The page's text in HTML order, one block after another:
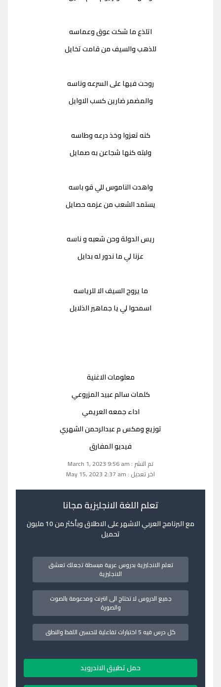
اتلذع ما شكت عوق وعماسه
للذهب والسيف من قامت تخايل
روحت فيها على السرعه وناسه
والمضمر ضارين كسب الاوايل
كنه تعزوا وخذ درعه وطاسه
ولبته كنها شجاعن به صمايل
واهدت الناموس للي قو باسه
يستمد الشعب من عزمه حصايل
ريس الدولة وحن شعبه و ناسه
عزنا لي ما ندور له بدايل
ما يروح السيف الا للرياسه
اسمحوا لي يا جماهير الذلايل
معلومات الاغنية
كلمات سالم عبيد المزروعي
اداء جمعه العريمي
توزيع ومكس م عبدالرحمن الشهري
فيديو المفارق
تم النشر : March 1, 2023 9:56 am
اخر تعديل : May 15, 2023 2:37 am
تعلم اللغة الانجليزية مجانا
مع البرنامج العربي الاشهر على الاطلاق وبأكثر من 10 مليون
تحميل
تعلم الانجليزية بدروس عربية مبسطة تجعلك تعشق
الانجليزية
جميع الدروس لا تحتاج الى انترنت ومدعومة بالصوت
والصورة
كل درس فيه 5 اختبارات تفاعلية لتحسين اللفظ والنطق
حمل تطبيق الاندرويد